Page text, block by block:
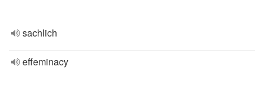
sachlich
effeminacy